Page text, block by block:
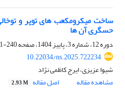
حسگری آن ها
دوره 12، شماره 3، پاییز 1404، صفحه
240-251
10.22034/ns.2025.722234
شیوا عزیزی، ایرج کاظمی نژاد
مشاهده مقاله
اصل مقاله 2.93 M